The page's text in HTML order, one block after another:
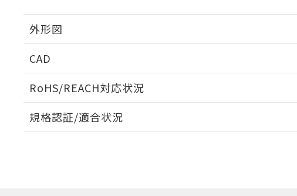
外形図
CAD
RoHS/REACH対応状況
EU RoHS 注意事項・凡例
規格認証/適合状況